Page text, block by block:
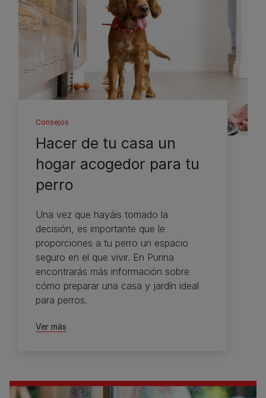
Consejos
Hacer de tu casa un
hogar acogedor para tu
perro
Una vez que hayáis tomado la
decisión, es importante que le
proporciones a tu perro un espacio
seguro en el que vivir. En Purina
encontrarás más información sobre
cómo preparar una casa y jardín ideal
para perros.
Ver más